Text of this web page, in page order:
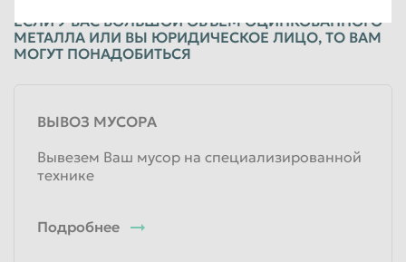
ЕСЛИ У ВАС БОЛЬШОЙ ОБЪЕМ ОЦИНКОВАННОГО
МЕТАЛЛА ИЛИ ВЫ ЮРИДИЧЕСКОЕ ЛИЦО, ТО ВАМ
МОГУТ ПОНАДОБИТЬСЯ
ВЫВОЗ МУСОРА
Вывезем Ваш мусор на специализированной
технике
Подробнее